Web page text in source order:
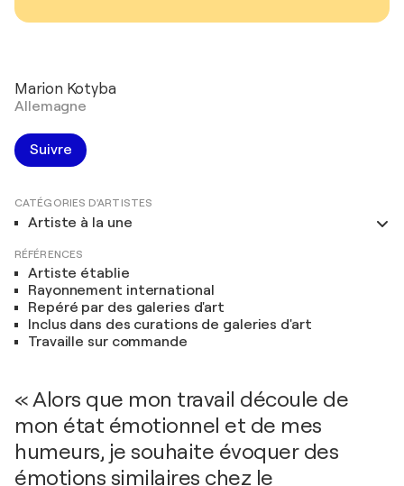
Marion Kotyba
Allemagne
Suivre
CATÉGORIES D'ARTISTES
Artiste à la une
RÉFÉRENCES
Artiste établie
Rayonnement international
Repéré par des galeries d'art
Inclus dans des curations de galeries d'art
Travaille sur commande
« Alors que mon travail découle de
mon état émotionnel et de mes
humeurs, je souhaite évoquer des
émotions similaires chez le